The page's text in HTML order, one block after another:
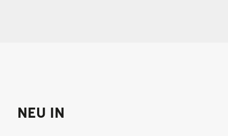
NEU IN